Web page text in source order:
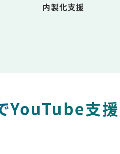
内製化支援
YouTube支援